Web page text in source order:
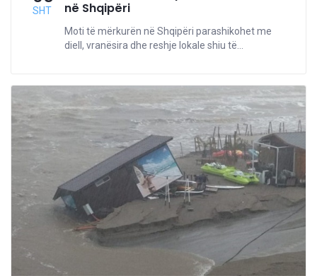
SHT
në Shqipëri
Moti të mërkurën në Shqipëri parashikohet me
diell, vranësira dhe reshje lokale shiu të...